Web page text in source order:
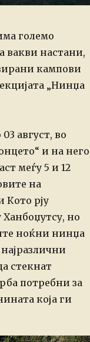
големо
вакви настани,
кампови
„Нинџа
август, во
и на него
меѓу 5 и 12
на
Кото рју
но
ноќни нинџа
стекнат
потребни за
која ги